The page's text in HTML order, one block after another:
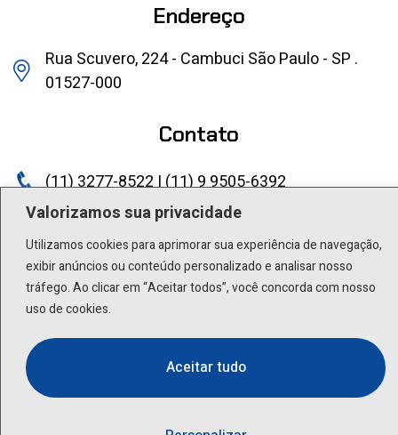
Valorizamos sua privacidade
Utilizamos cookies para aprimorar sua experiência de navegação,
exibir anúncios ou conteúdo personalizado e analisar nosso
tráfego. Ao clicar em “Aceitar todos”, você concorda com nosso
uso de cookies.
Aceitar tudo
Endereço
Rua Scuvero, 224 - Cambuci São Paulo - SP .
01527-000
Contato
(11) 3277-8522 | (11) 9 9505-6392
lactea@lactea.com.br
Social